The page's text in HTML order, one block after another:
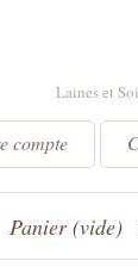
compte
Panier (vide)